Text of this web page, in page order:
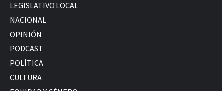
LEGISLATIVO LOCAL
NACIONAL
OPINIÓN
PODCAST
POLÍTICA
CULTURA